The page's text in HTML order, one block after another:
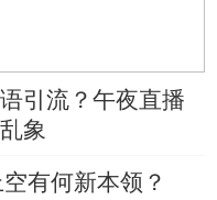
引流？午夜直播
象
空有何新本领？